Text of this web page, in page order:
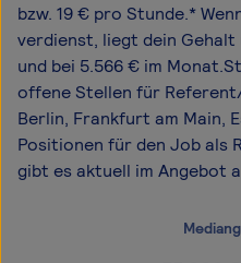
bzw. 19 € pro Stunde.*
verdienst, liegt dein
und bei 5.566 € im
offene Stellen für
Berlin, Frankfurt am Main,
Positionen für den Job als
gibt es aktuell im Angebot